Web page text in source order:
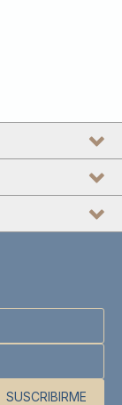
SUSCRIBIRME